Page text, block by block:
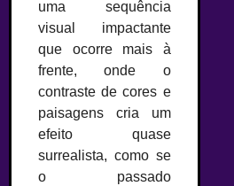
uma sequência
visual impactante
que ocorre mais à
frente, onde o
contraste de cores e
paisagens cria um
efeito quase
surrealista, como se
o passado